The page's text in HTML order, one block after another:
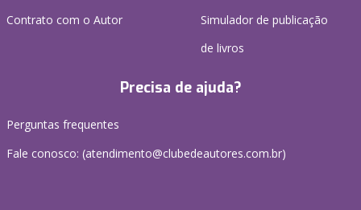
Contrato com o Autor
Simulador de publicação
de livros
Precisa de ajuda?
Perguntas frequentes
Fale conosco: (atendimento@clubedeautores.com.br)